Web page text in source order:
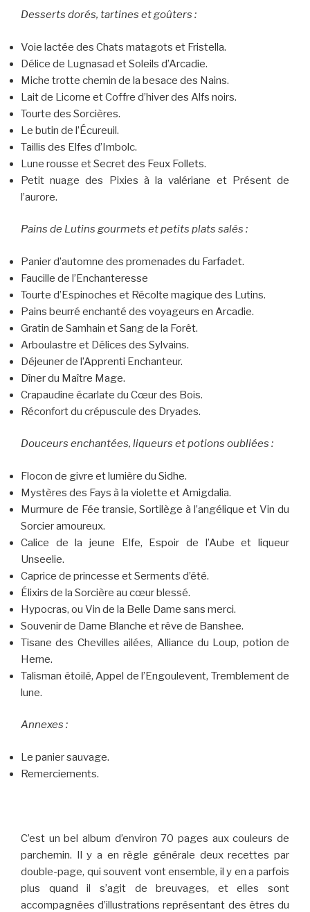
Desserts dorés, tartines et goûters :
Voie lactée des Chats matagots et Fristella.
Délice de Lugnasad et Soleils d’Arcadie.
Miche trotte chemin de la besace des Nains.
Lait de Licorne et Coffre d’hiver des Alfs noirs.
Tourte des Sorcières.
Le butin de l’Écureuil.
Taillis des Elfes d’Imbolc.
Lune rousse et Secret des Feux Follets.
Petit nuage des Pixies à la valériane et Présent de
l’aurore.
Pains de Lutins gourmets et petits plats salés :
Panier d’automne des promenades du Farfadet.
Faucille de l’Enchanteresse
Tourte d’Espinoches et Récolte magique des Lutins.
Pains beurré enchanté des voyageurs en Arcadie.
Gratin de Samhain et Sang de la Forêt.
Arboulastre et Délices des Sylvains.
Déjeuner de l’Apprenti Enchanteur.
Dîner du Maître Mage.
Crapaudine écarlate du Cœur des Bois.
Réconfort du crépuscule des Dryades.
Douceurs enchantées, liqueurs et potions oubliées :
Flocon de givre et lumière du Sidhe.
Mystères des Fays à la violette et Amigdalia.
Murmure de Fée transie, Sortilège à l’angélique et Vin du
Sorcier amoureux.
Calice de la jeune Elfe, Espoir de l’Aube et liqueur
Unseelie.
Caprice de princesse et Serments d’été.
Élixirs de la Sorcière au cœur blessé.
Hypocras, ou Vin de la Belle Dame sans merci.
Souvenir de Dame Blanche et rêve de Banshee.
Tisane des Chevilles ailées, Alliance du Loup, potion de
Herne.
Talisman étoilé, Appel de l’Engoulevent, Tremblement de
lune.
Annexes :
Le panier sauvage.
Remerciements.
C’est un bel album d’environ 70 pages aux couleurs de
parchemin. Il y a en règle générale deux recettes par
double-page, qui souvent vont ensemble, il y en a parfois
plus quand il s’agit de breuvages, et elles sont
accompagnées d’illustrations représentant des êtres du